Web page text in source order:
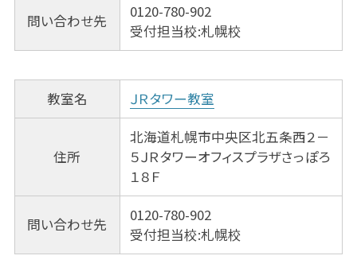
問い合わせ先
0120-780-902
受付担当校:札幌校
教室名 ＪＲタワー教室
住所
北海道札幌市中央区北五条西２－
５ＪＲタワーオフィスプラザさっぽろ
１８Ｆ
問い合わせ先
0120-780-902
受付担当校:札幌校